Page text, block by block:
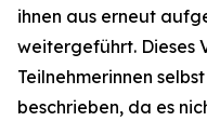
ihnen aus erneut
weitergeführt. Dieses
Teilnehmerinnen
beschrieben, da es